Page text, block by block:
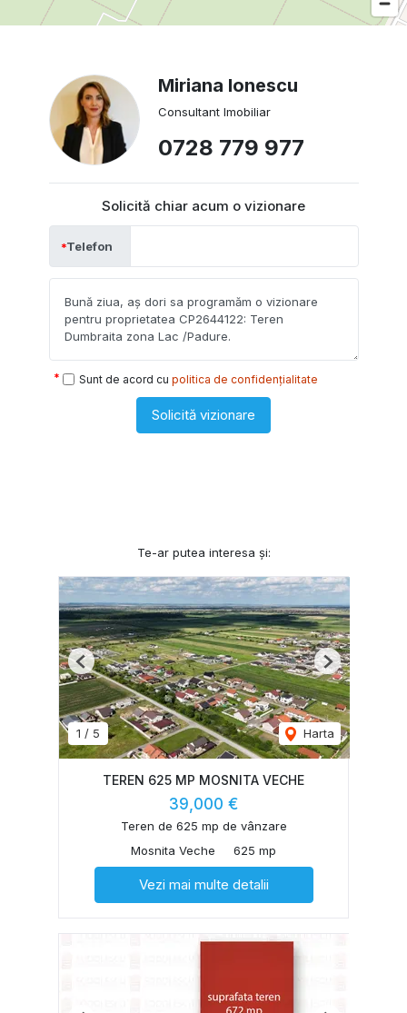
Miriana Ionescu
Consultant Imobiliar
0728 779 977
Solicită chiar acum o vizionare
Telefon
Sunt de acord cu politica de confidențialitate
Solicită vizionare
Te-ar putea interesa și:
1 / 5 Harta
Previous Next
TEREN 625 MP MOSNITA VECHE
39,000 €
Teren de 625 mp de vânzare
Mosnita Veche
625 mp
Vezi mai multe detalii